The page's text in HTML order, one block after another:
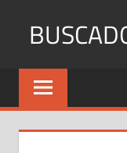
Identifica
Números
y